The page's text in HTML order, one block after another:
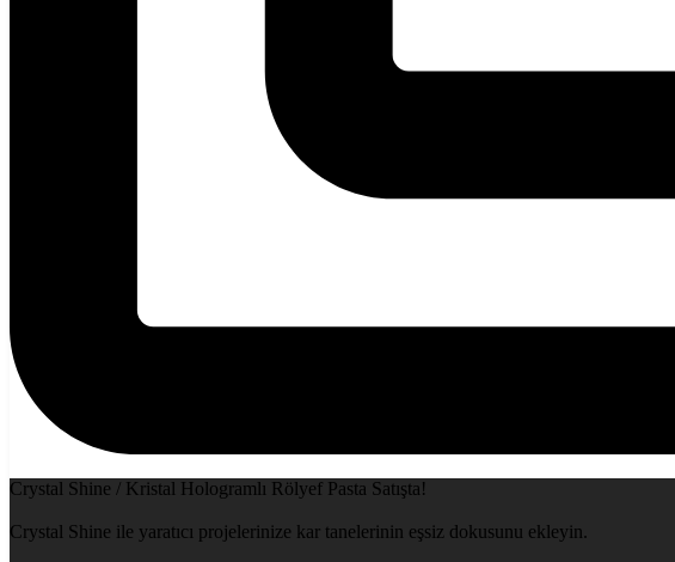
Crystal Shine / Kristal Hologramlı Rölyef Pasta Satışta!
Crystal Shine ile yaratıcı projelerinize kar tanelerinin eşsiz dokusunu ekleyin.